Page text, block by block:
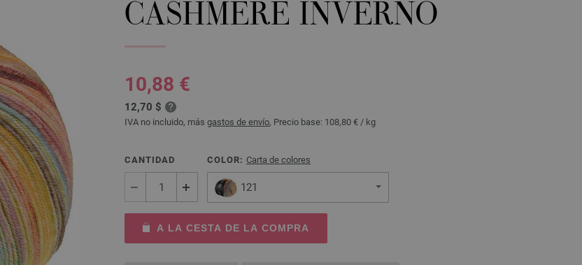
CASHMERE INVERNO
10,88 €
12,70 $
IVA no incluido, más gastos de envío, Precio base: 108,80 € / kg
CANTIDAD COLOR: Carta de colores
121
A LA CESTA DE LA COMPRA